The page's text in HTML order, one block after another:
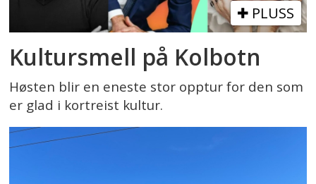
PLUSS
Kultursmell på Kolbotn
Høsten blir en eneste stor opptur for den som
er glad i kortreist kultur.